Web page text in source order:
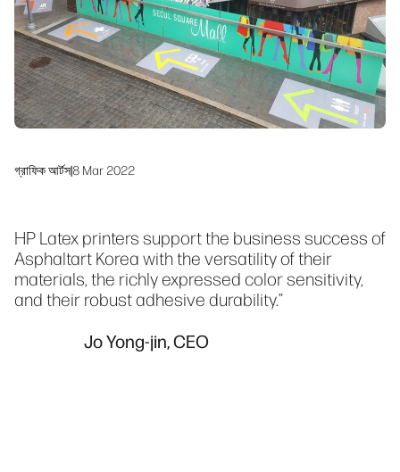
গ্রাফিক আর্টস|8 Mar 2022
HP Latex printers support the business success of
Asphaltart Korea with the versatility of their
materials, the richly expressed color sensitivity,
and their robust adhesive durability.”
Jo Yong-jin, CEO